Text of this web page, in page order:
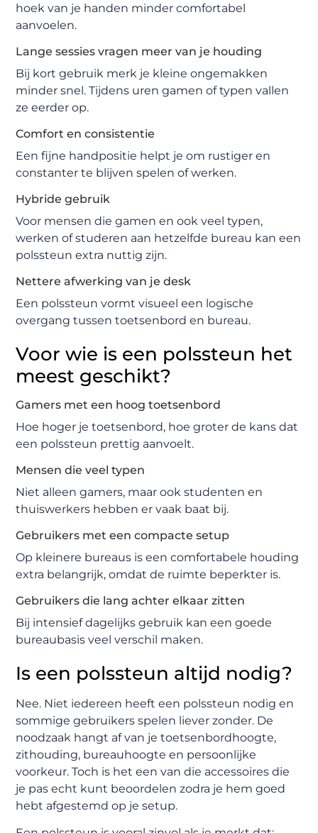
hoek van je handen minder comfortabel
aanvoelen.
Lange sessies vragen meer van je houding
Bij kort gebruik merk je kleine ongemakken
minder snel. Tijdens uren gamen of typen vallen
ze eerder op.
Comfort en consistentie
Een fijne handpositie helpt je om rustiger en
constanter te blijven spelen of werken.
Hybride gebruik
Voor mensen die gamen en ook veel typen,
werken of studeren aan hetzelfde bureau kan een
polssteun extra nuttig zijn.
Nettere afwerking van je desk
Een polssteun vormt visueel een logische
overgang tussen toetsenbord en bureau.
Voor wie is een polssteun het
meest geschikt?
Gamers met een hoog toetsenbord
Hoe hoger je toetsenbord, hoe groter de kans dat
een polssteun prettig aanvoelt.
Mensen die veel typen
Niet alleen gamers, maar ook studenten en
thuiswerkers hebben er vaak baat bij.
Gebruikers met een compacte setup
Op kleinere bureaus is een comfortabele houding
extra belangrijk, omdat de ruimte beperkter is.
Gebruikers die lang achter elkaar zitten
Bij intensief dagelijks gebruik kan een goede
bureaubasis veel verschil maken.
Is een polssteun altijd nodig?
Nee. Niet iedereen heeft een polssteun nodig en
sommige gebruikers spelen liever zonder. De
noodzaak hangt af van je toetsenbordhoogte,
zithouding, bureauhoogte en persoonlijke
voorkeur. Toch is het een van die accessoires die
je pas echt kunt beoordelen zodra je hem goed
hebt afgestemd op je setup.